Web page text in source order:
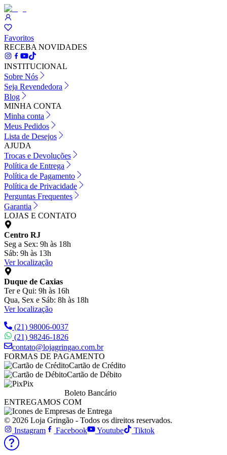
Favoritos
RECEBA NOVIDADES
INSTITUCIONAL
Sobre Nós
Seja Revendedora
Blog
MINHA CONTA
Minha conta
Meus Pedidos
Lista de Desejos
AJUDA
Trocas e Devoluções
Política de Entrega
Política de Pagamento
Política de Privacidade
Perguntas Frequentes
Garantia
LOJAS E CONTATO
Centro RJ
Seg a Sex: 9h às 18h
Sáb: 9h às 13h
Ver localização
Duque de Caxias
Ter e Qui: 9h às 16h
Qua, Sex e Sáb: 8h às 18h
Ver localização
(21) 98006-0037
(21) 98246-1826
contato@lojagringao.com.br
FORMAS DE PAGAMENTO
Cartão de Crédito
Cartão de Débito
Pix
Boleto Bancário
ENTREGAMOS COM
© 2026 Loja Gringão - Todos os direitos reservados.
Instagram
Facebook Youtube Tiktok